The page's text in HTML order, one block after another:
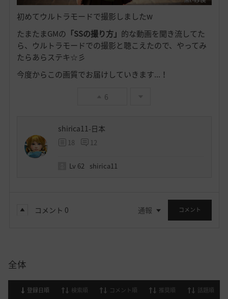
初めてウルトラモードで撮影しましたw
たまたまGMの 「SSの撮り方」 的な動画を聞き流してた
ら、ウルトラモードでの撮影と聴こえたので、やってみ
たらあらステキ☆彡
今度からこの画質でお届けしていきます...！
6
shirica11-日本
18 12
Lv 62 shirica11
コメント 0 通報 コメント
全体
登録日順 検索順 コメント順 推奨順 話題順